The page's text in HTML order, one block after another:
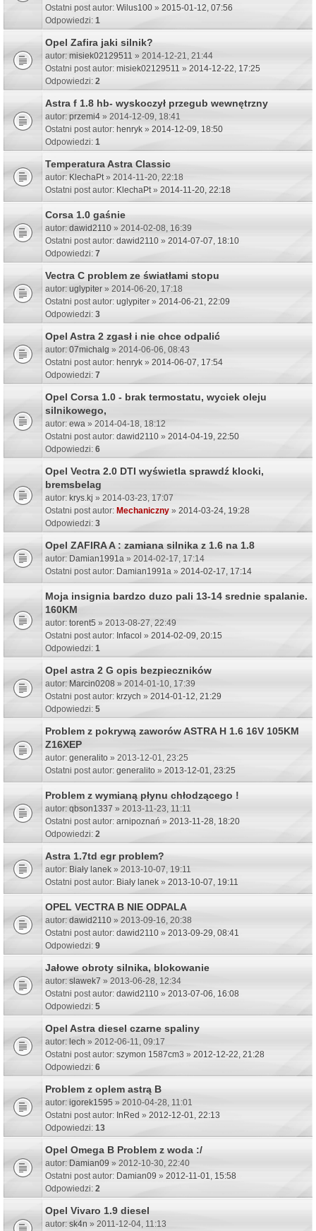
Ostatni post autor: Wilus100 » 2015-01-12, 07:56
Odpowiedzi: 1
Opel Zafira jaki silnik?
autor: misiek02129511 » 2014-12-21, 21:44
Ostatni post autor: misiek02129511 » 2014-12-22, 17:25
Odpowiedzi: 2
Astra f 1.8 hb- wyskoczył przegub wewnętrzny
autor: przemi4 » 2014-12-09, 18:41
Ostatni post autor: henryk » 2014-12-09, 18:50
Odpowiedzi: 1
Temperatura Astra Classic
autor: KlechaPt» 2014-11-20, 22:18
Ostatni post autor: KlechaPt» 2014-11-20, 22:18
Corsa 1.0 gaśnie
autor: dawid2110 » 2014-02-08, 16:39
Ostatni post autor: dawid2110 » 2014-07-07, 18:10
Odpowiedzi: 7
Vectra C problem ze światłami stopu
autor: uglypiter » 2014-06-20, 17:18
Ostatni post autor: uglypiter » 2014-06-21, 22:09
Odpowiedzi: 3
Opel Astra 2 zgasł i nie chce odpalić
autor: 07michalg » 2014-06-06, 08:43
Ostatni post autor: henryk » 2014-06-07, 17:54
Odpowiedzi: 7
Opel Corsa 1.0 - brak termostatu, wyciek oleju
silnikowego,
autor: ewa » 2014-04-18, 18:12
Ostatni post autor: dawid2110 » 2014-04-19, 22:50
Odpowiedzi: 6
Opel Vectra 2.0 DTI wyświetla sprawdź klocki,
bremsbelag
autor: krys.kj » 2014-03-23, 17:07
Ostatni post autor: Mechaniczny » 2014-03-24, 19:28
Odpowiedzi: 3
Opel ZAFIRA A : zamiana silnika z 1.6 na 1.8
autor: Damian1991a » 2014-02-17, 17:14
Ostatni post autor: Damian1991a » 2014-02-17, 17:14
Moja insignia bardzo duzo pali 13-14 srednie spalanie.
160KM
autor: torent5 » 2013-08-27, 22:49
Ostatni post autor: Infacol » 2014-02-09, 20:15
Odpowiedzi: 1
Opel astra 2 G opis bezpieczników
autor: Marcin0208 » 2014-01-10, 17:39
Ostatni post autor: krzych » 2014-01-12, 21:29
Odpowiedzi: 5
Problem z pokrywą zaworów ASTRA H 1.6 16V 105KM
Z16XEP
autor: generalito » 2013-12-01, 23:25
Ostatni post autor: generalito » 2013-12-01, 23:25
Problem z wymianą płynu chłodzącego !
autor: qbson1337 » 2013-11-23, 11:11
Ostatni post autor: arnipoznań » 2013-11-28, 18:20
Odpowiedzi: 2
Astra 1.7td egr problem?
autor: Biały lanek » 2013-10-07, 19:11
Ostatni post autor: Biały lanek » 2013-10-07, 19:11
OPEL VECTRA B NIE ODPALA
autor: dawid2110 » 2013-09-16, 20:38
Ostatni post autor: dawid2110 » 2013-09-29, 08:41
Odpowiedzi: 9
Jałowe obroty silnika, blokowanie
autor: slawek7 » 2013-06-28, 12:34
Ostatni post autor: dawid2110 » 2013-07-06, 16:08
Odpowiedzi: 5
Opel Astra diesel czarne spaliny
autor: lech » 2012-06-11, 09:17
Ostatni post autor: szymon 1587cm3 » 2012-12-22, 21:28
Odpowiedzi: 6
Problem z oplem astrą B
autor: igorek1595 » 2010-04-28, 11:01
Ostatni post autor: InRed » 2012-12-01, 22:13
Odpowiedzi: 13
Opel Omega B Problem z woda :/
autor: Damian09 » 2012-10-30, 22:40
Ostatni post autor: Damian09 » 2012-11-01, 15:58
Odpowiedzi: 2
Opel Vivaro 1.9 diesel
autor: sk4n » 2011-12-04, 11:13